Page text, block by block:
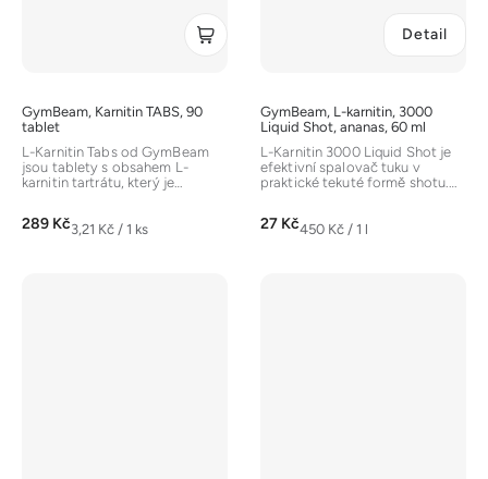
GymBeam, Karnitin TABS, 90
tablet
289 KčMěrná
3,21 Kč / 1 ks
L-Karnitin Tabs od GymBeam
jsou tablety s obsahem L-
karnitin tartrátu, který je
GymBeam, L-karnitin, 3000
Liquid Shot, ananas, 60 ml
27 KčMěrná
450 Kč / 1 l
Detail
L-Karnitin 3000 Liquid Shot je
efektivní spalovač tuku v
praktické tekuté formě shotu.